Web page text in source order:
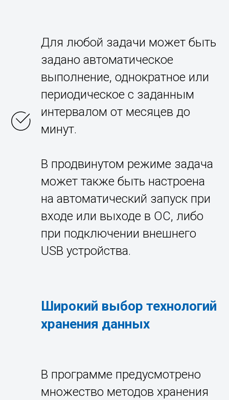
Для любой задачи может быть
задано автоматическое
выполнение, однократное или
периодическое с заданным
интервалом от месяцев до
минут.
В продвинутом режиме задача
может также быть настроена
на автоматический запуск при
входе или выходе в ОС, либо
при подключении внешнего
USB устройства.
Широкий выбор технологий
хранения данных
В программе предусмотрено
множество методов хранения